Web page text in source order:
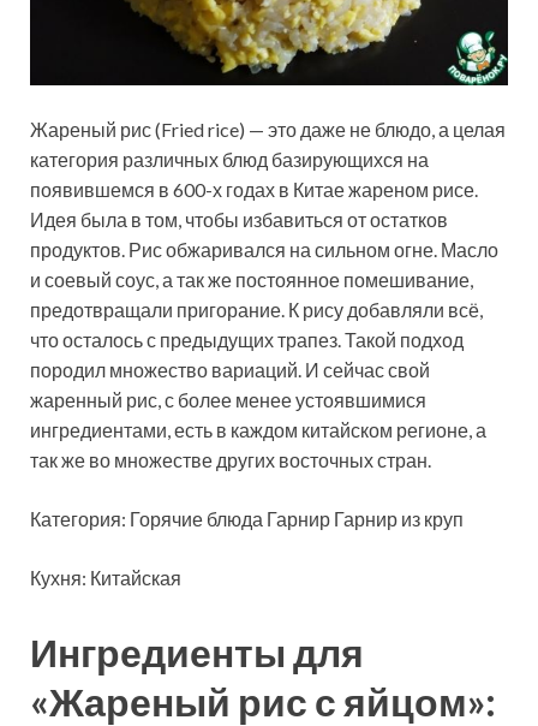
Жареный рис (Fried rice) — это даже не блюдо, а целая
категория различных блюд базирующихся на
появившемся в 600-х годах в Китае жареном рисе.
Идея была в том, чтобы избавиться от остатков
продуктов. Рис обжаривался на сильном огне. Масло
и соевый соус, а так же постоянное помешивание,
предотвращали пригорание. К рису добавляли всё,
что осталось с предыдущих трапез. Такой подход
породил множество вариаций. И сейчас свой
жаренный рис, с более менее устоявшимися
ингредиентами, есть в каждом китайском регионе, а
так же во множестве других восточных стран.
Категория: Горячие блюда Гарнир Гарнир из круп
Кухня: Китайская
Ингредиенты для
«Жареный рис с яйцом»: